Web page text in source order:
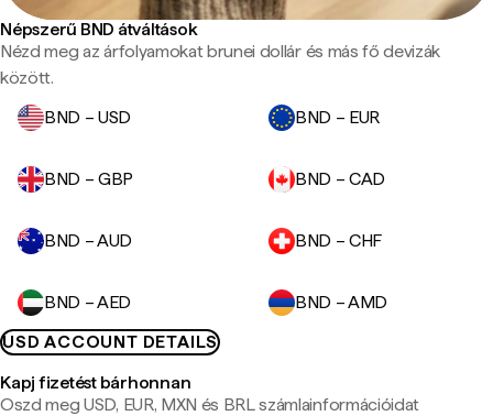
Népszerű BND átváltások
Nézd meg az árfolyamokat brunei dollár és más fő devizák
között.
BND – USD
BND – EUR
BND – GBP BND – CAD
BND – AUD BND – CHF
BND – AED
BND – AMD
USD ACCOUNT DETAILS
Kapj fizetést bárhonnan
Oszd meg USD, EUR, MXN és BRL számlainformációidat